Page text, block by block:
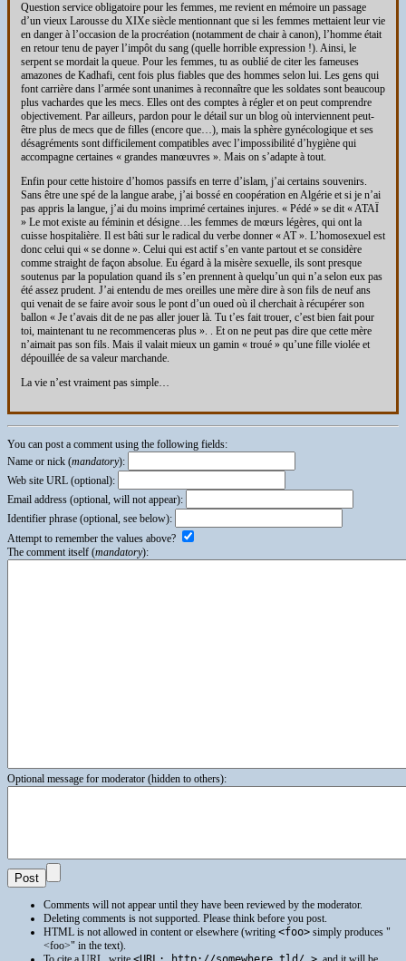
Question service obligatoire pour les femmes, me revient en mémoire un passage
d’un vieux Larousse du XIXe siècle mentionnant que si les femmes mettaient leur vie
en danger à l’occasion de la procréation (notamment de chair à canon), l’homme était
en retour tenu de payer l’impôt du sang (quelle horrible expression !). Ainsi, le
serpent se mordait la queue. Pour les femmes, tu as oublié de citer les fameuses
amazones de Kadhafi, cent fois plus fiables que des hommes selon lui. Les gens qui
font carrière dans l’armée sont unanimes à reconnaître que les soldates sont beaucoup
plus vachardes que les mecs. Elles ont des comptes à régler et on peut comprendre
objectivement. Par ailleurs, pardon pour le détail sur un blog où interviennent peut-
être plus de mecs que de filles (encore que…), mais la sphère gynécologique et ses
désagréments sont difficilement compatibles avec l’impossibilité d’hygiène qui
accompagne certaines « grandes manœuvres ». Mais on s’adapte à tout.
Enfin pour cette histoire d’homos passifs en terre d’islam, j’ai certains souvenirs.
Sans être une spé de la langue arabe, j’ai bossé en coopération en Algérie et si je n’ai
pas appris la langue, j’ai du moins imprimé certaines injures. « Pédé » se dit « ATAÏ
» Le mot existe au féminin et désigne…les femmes de mœurs légères, qui ont la
cuisse hospitalière. Il est bâti sur le radical du verbe donner « AT ». L’homosexuel est
donc celui qui « se donne ». Celui qui est actif s’en vante partout et se considère
comme straight de façon absolue. Eu égard à la misère sexuelle, ils sont presque
soutenus par la population quand ils s’en prennent à quelqu’un qui n’a selon eux pas
été assez prudent. J’ai entendu de mes oreilles une mère dire à son fils de neuf ans
qui venait de se faire avoir sous le pont d’un oued où il cherchait à récupérer son
ballon « Je t’avais dit de ne pas aller jouer là. Tu t’es fait trouer, c’est bien fait pour
toi, maintenant tu ne recommenceras plus ». . Et on ne peut pas dire que cette mère
n’aimait pas son fils. Mais il valait mieux un gamin « troué » qu’une fille violée et
dépouillée de sa valeur marchande.
La vie n’est vraiment pas simple…
You can post a comment using the following fields:
Name or nick (mandatory):
Web site URL (optional):
Email address (optional, will not appear):
Identifier phrase (optional, see below):
Attempt to remember the values above?
The comment itself (mandatory):
Optional message for moderator (hidden to others):
Comments will not appear until they have been reviewed by the moderator.
Deleting comments is not supported. Please think before you post.
HTML is not allowed in content or elsewhere (writing <foo> simply produces
<foo>
in the text).